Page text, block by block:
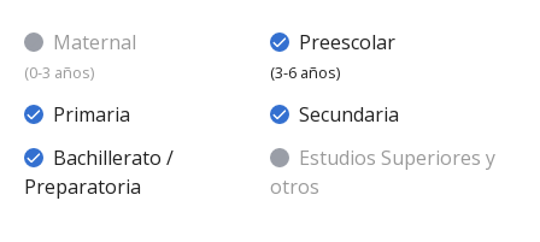
Maternal
(0-3 años)
Preescolar
(3-6 años)
Primaria
Secundaria
Bachillerato /
Preparatoria
Estudios Superiores y
otros